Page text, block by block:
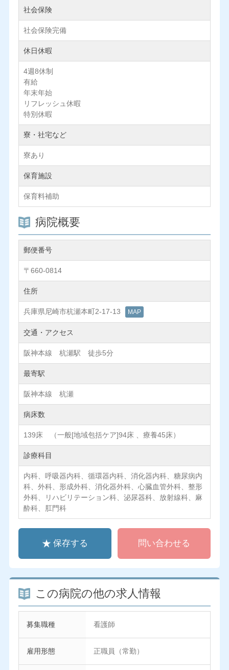
社会保険
社会保険完備
休日休暇
4週8休制
有給
年末年始
リフレッシュ休暇
特別休暇
寮・社宅など
寮あり
保育施設
保育料補助
病院概要
郵便番号
〒660-0814
住所
兵庫県尼崎市杭瀬本町2-17-13 MAP
交通・アクセス
阪神本線 杭瀬駅 徒歩5分
最寄駅
阪神本線 杭瀬
病床数
139床 （一般[地域包括ケア]94床 、療養45床）
診療科目
内科、呼吸器内科、循環器内科、消化器内科、糖尿病内
科、外科、形成外科、消化器外科、心臓血管外科、整形
外科、リハビリテーション科、泌尿器科、放射線科、麻
酔科、肛門科
保存する 問い合わせる
この病院の他の求人情報
募集職種 看護師
雇用形態 正職員（常勤）